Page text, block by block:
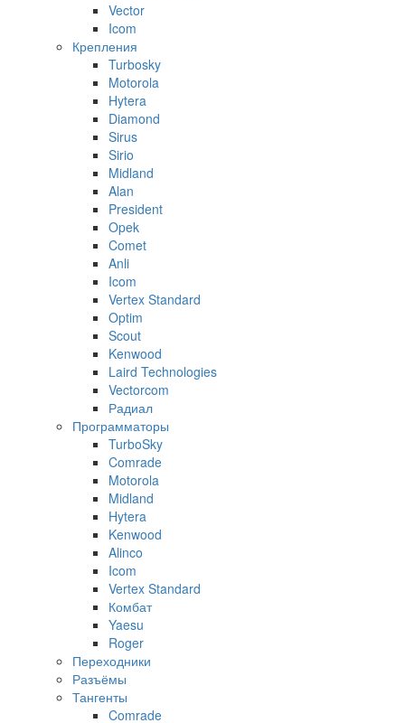
Vector
Icom
Крепления
Turbosky
Motorola
Hytera
Diamond
Sirus
Sirio
Midland
Alan
President
Opek
Comet
Anli
Icom
Vertex Standard
Optim
Scout
Kenwood
Laird Technologies
Vectorcom
Радиал
Программаторы
TurboSky
Comrade
Motorola
Midland
Hytera
Kenwood
Alinco
Icom
Vertex Standard
Комбат
Yaesu
Roger
Переходники
Разъёмы
Тангенты
Comrade